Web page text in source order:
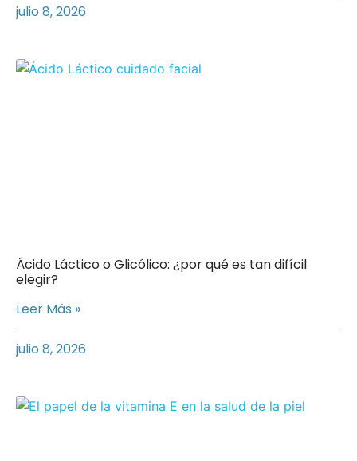
julio 8, 2026
Ácido Láctico o Glicólico: ¿por qué es tan difícil
elegir?
Leer Más »
julio 8, 2026